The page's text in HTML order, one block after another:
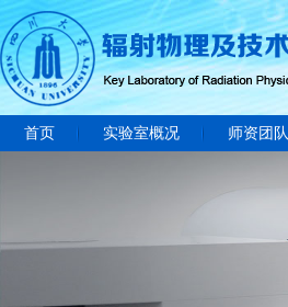
首页 实验室概况 师资团队